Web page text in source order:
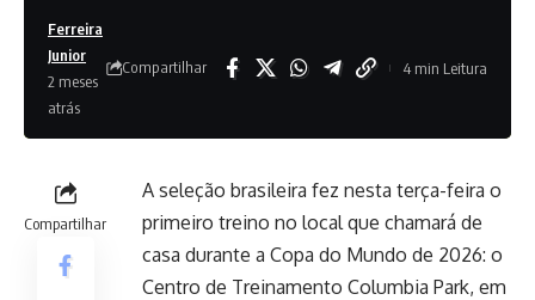
Ferreira
Junior
2 meses
atrás
Compartilhar 4 min Leitura
Compartilhar
A seleção brasileira fez nesta terça-feira o
primeiro treino no local que chamará de
casa durante a Copa do Mundo de 2026: o
Centro de Treinamento Columbia Park, em